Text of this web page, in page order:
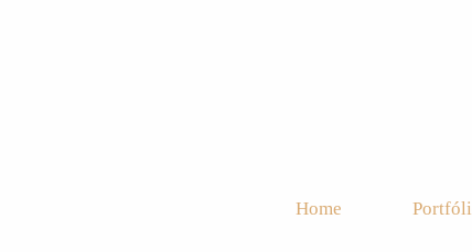
Home